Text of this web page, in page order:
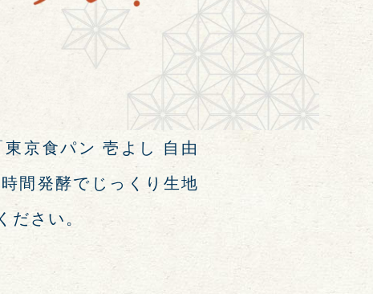
京食パン 壱よし 自由
間発酵でじっくり生地
ださい。